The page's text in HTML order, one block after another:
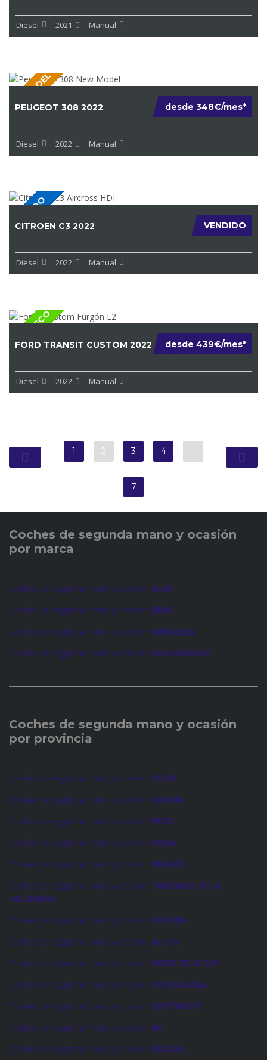
Diesel 2021 Manual
NEW MODEL desde 348€/mes*
PEUGEOT 308 2022
Diesel 2022 Manual
VENDIDO VENDIDO
CITROEN C3 2022
Diesel 2022 Manual
ETIQUE ECO desde 439€/mes*
FORD TRANSIT CUSTOM 2022
Diesel 2022 Manual
1 2 3 4 …
7
Coches de segunda mano y ocasión
por marca
Coches de segunda mano y ocasión AUDI
Coches de segunda mano y ocasión BMW
Coches de segunda mano y ocasión MERCEDES
Coches de segunda mano y ocasión VOLKSWAGEN
Coches de segunda mano y ocasión
por provincia
Coches de segunda mano y ocasión OLIVA
Coches de segunda mano y ocasión GANDÍA
Coches de segunda mano y ocasión PEGO
Coches de segunda mano y ocasión DENIA
Coches de segunda mano y ocasión XERACO
Coches de segunda mano y ocasión TABERNES DE LA
VALLDIGNA
Coches de segunda mano y ocasión ALBAIDA
Coches de segunda mano y ocasión ALCOY
Coches de segunda mano y ocasión MURO DE ALCOY
Coches de segunda mano y ocasión COCENTAINA
Coches de segunda mano y ocasión ONTENIENT
Coches de segunda mano y ocasión IBI
Coches de segunda mano y ocasión VILLENA